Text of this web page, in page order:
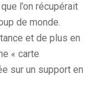
l’on récupérait
de monde.
et de plus en
« carte
sur un support en